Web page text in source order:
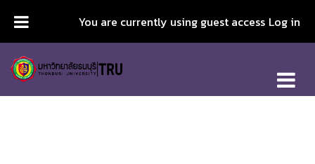
You are currently using guest access Log in